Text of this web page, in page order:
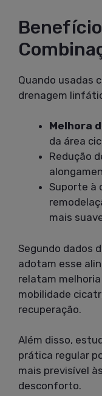
Quando usadas
drenagem
Melhora
da área
Redução
Suporte à
mais
Segundo dados
adotam esse
relatam
mobilidade
recuperação.
Além disso,
prática regular
mais previsível
desconforto.